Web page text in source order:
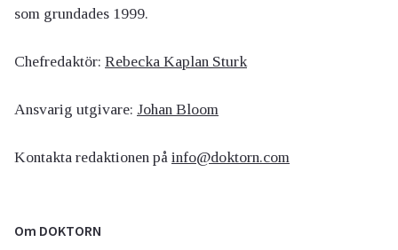
som grundades 1999.
Chefredaktör: Rebecka Kaplan Sturk
Ansvarig utgivare: Johan Bloom
Kontakta redaktionen på info@doktorn.com
Om DOKTORN